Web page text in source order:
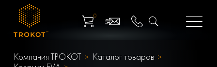
0
Компания ТРОКОТ
Каталог товаров